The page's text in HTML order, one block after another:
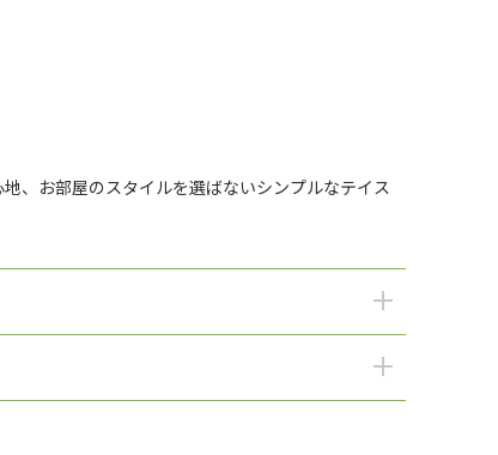
、お部屋のスタイルを選ばないシンプルなテイス